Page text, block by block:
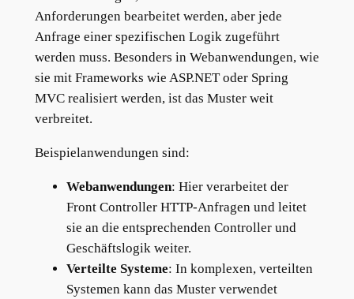
Anforderungen bearbeitet werden, aber jede
Anfrage einer spezifischen Logik zugeführt
werden muss. Besonders in Webanwendungen, wie
sie mit Frameworks wie ASP.NET oder Spring
MVC realisiert werden, ist das Muster weit
verbreitet.
Beispielanwendungen sind:
Webanwendungen: Hier verarbeitet der
Front Controller HTTP-Anfragen und leitet
sie an die entsprechenden Controller und
Geschäftslogik weiter.
Verteilte Systeme: In komplexen, verteilten
Systemen kann das Muster verwendet